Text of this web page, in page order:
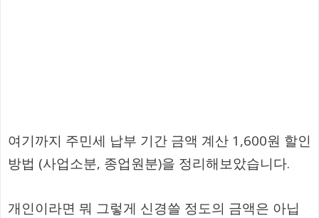
여기까지 주민세 납부 기간 금액 계산 1,600원 할인
방법 (사업소분, 종업원분)을 정리해보았습니다.
개인이라면 뭐 그렇게 신경쓸 정도의 금액은 아닙